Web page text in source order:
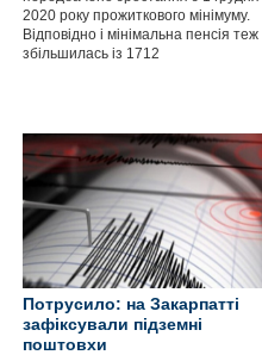
2020 року прожиткового мінімуму.
Відповідно і мінімальна пенсія теж
збільшилась із 1712
Потрусило: на Закарпатті
зафіксували підземні
поштовхи